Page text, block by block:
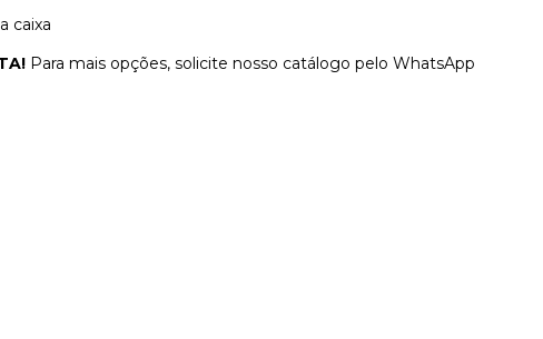
caixa
Para mais opções, solicite nosso catálogo pelo WhatsApp